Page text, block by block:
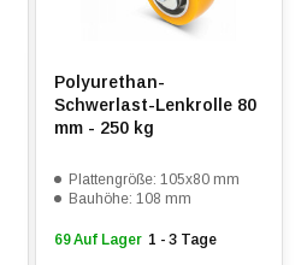
Polyurethan-
Schwerlast-Lenkrolle 80
mm - 250 kg
Plattengröße: 105x80 mm
Bauhöhe: 108 mm
69 Auf Lager 1 - 3 Tage